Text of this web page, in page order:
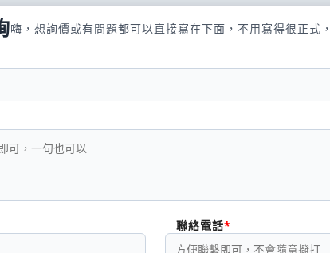
嗨，想詢價或有問題都可以直接寫在下面，不用寫得很正
聯絡電話